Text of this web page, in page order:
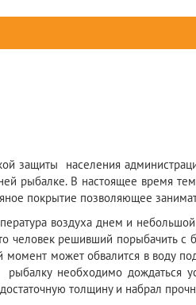
защиты населения
рыбалке. В настоящее время
покрытие позволяющее
воздуха днем и
человек решивший порыбачить с
может обвалится в воду
необходимо дождаться
толщину и набрал